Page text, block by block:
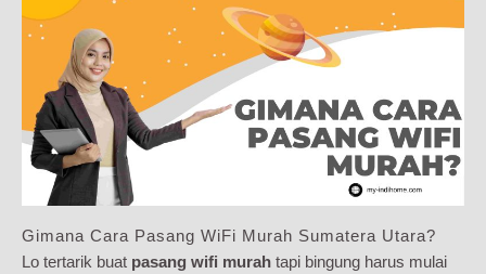
Gimana Cara Pasang WiFi Murah Sumatera Utara?
Lo tertarik buat pasang wifi murah tapi bingung harus mulai